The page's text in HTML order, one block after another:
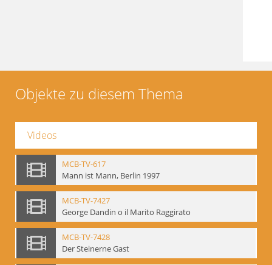
Objekte zu diesem Thema
Videos
MCB-TV-617
Mann ist Mann, Berlin 1997
MCB-TV-7427
George Dandin o il Marito Raggirato
MCB-TV-7428
Der Steinerne Gast